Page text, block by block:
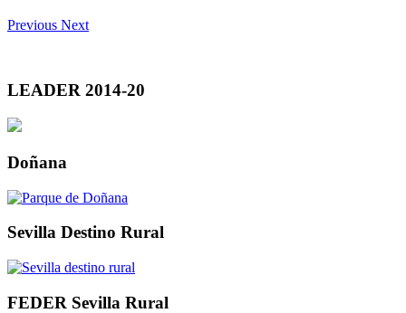
Previous Next
LEADER 2014-20
Doñana
Sevilla Destino Rural
FEDER Sevilla Rural